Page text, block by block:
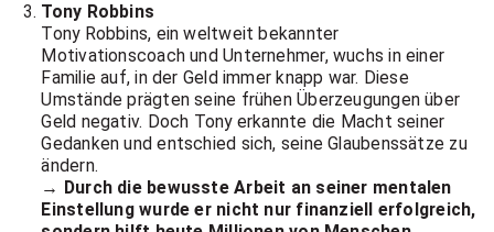
Tony Robbins
Tony Robbins, ein weltweit bekannter
Motivationscoach und Unternehmer, wuchs in einer
Familie auf, in der Geld immer knapp war. Diese
Umstände prägten seine frühen Überzeugungen über
Geld negativ. Doch Tony erkannte die Macht seiner
Gedanken und entschied sich, seine Glaubenssätze zu
ändern.
→ Durch die bewusste Arbeit an seiner mentalen
Einstellung wurde er nicht nur finanziell erfolgreich,